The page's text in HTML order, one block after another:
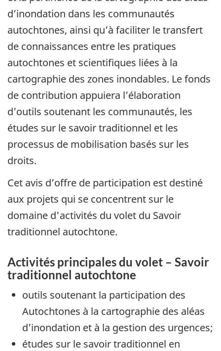
d’inondation dans les communautés
autochtones, ainsi qu’à faciliter le transfert
de connaissances entre les pratiques
autochtones et scientifiques liées à la
cartographie des zones inondables. Le fonds
de contribution appuiera l’élaboration
d’outils soutenant les communautés, les
études sur le savoir traditionnel et les
processus de mobilisation basés sur les
droits.
Cet avis d’offre de participation est destiné
aux projets qui se concentrent sur le
domaine d'activités du volet du Savoir
traditionnel autochtone.
Activités principales du volet – Savoir
traditionnel autochtone
outils soutenant la participation des
Autochtones à la cartographie des aléas
d’inondation et à la gestion des urgences;
études sur le savoir traditionnel en